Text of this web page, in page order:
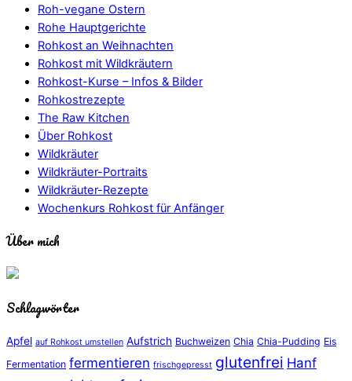
Roh-vegane Ostern
Rohe Hauptgerichte
Rohkost an Weihnachten
Rohkost mit Wildkräutern
Rohkost-Kurse – Infos & Bilder
Rohkostrezepte
The Raw Kitchen
Über Rohkost
Wildkräuter
Wildkräuter-Portraits
Wildkräuter-Rezepte
Wochenkurs Rohkost für Anfänger
Über mich
Schlagwörter
Apfel auf Rohkost umstellen Aufstrich Buchweizen Chia Chia-Pudding Eis
Fermentation fermentieren frischgepresst glutenfrei Hanf